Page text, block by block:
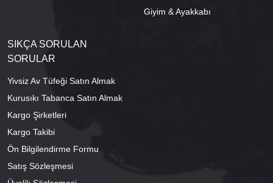
Giyim & Ayakkabı
SIKÇA SORULAN
SORULAR
Yivsiz Av Tüfeği Satın Almak
Kurusıkı Tabanca Satın Almak
Kargo Şirketleri
Kargo Takibi
Ön Bilgilendirme Formu
Satış Sözleşmesi